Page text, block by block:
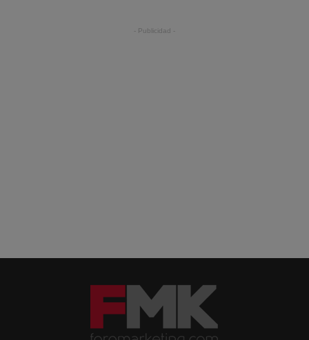
- Publicidad -